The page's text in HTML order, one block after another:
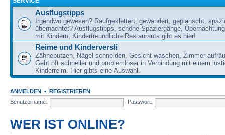
Ausflugstipps
Irgendwo gewesen? Raufgeklettert, gewandert, geplanscht,
übernachtet? Ausflugstipps, schöne Spaziergänge,
mit Kindern, Kinderfreundliche Restaurants gibt es hier!
Reime und Kinderversli
Zähneputzen, Nägel schneiden, Gesicht waschen, Zimmer
Geht oft schneller und problemloser in Verbindung mit einem
Kinderreim. Hier gibts eine Auswahl.
ANMELDEN • REGISTRIEREN
Benutzername:
Passwort:
WER IST ONLINE?